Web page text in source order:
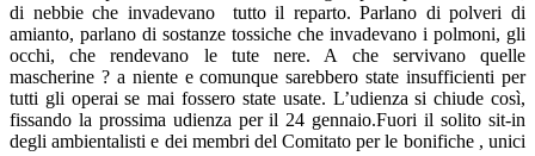
di nebbie che invadevano tutto il reparto. Parlano di polveri di
amianto, parlano di sostanze tossiche che invadevano i polmoni, gli
occhi, che rendevano le tute nere. A che servivano quelle
mascherine ? a niente e comunque sarebbero state insufficienti per
tutti gli operai se mai fossero state usate. L’udienza si chiude così,
fissando la prossima udienza per il 24 gennaio.Fuori il solito sit-in
degli ambientalisti e dei membri del Comitato per le bonifiche , unici